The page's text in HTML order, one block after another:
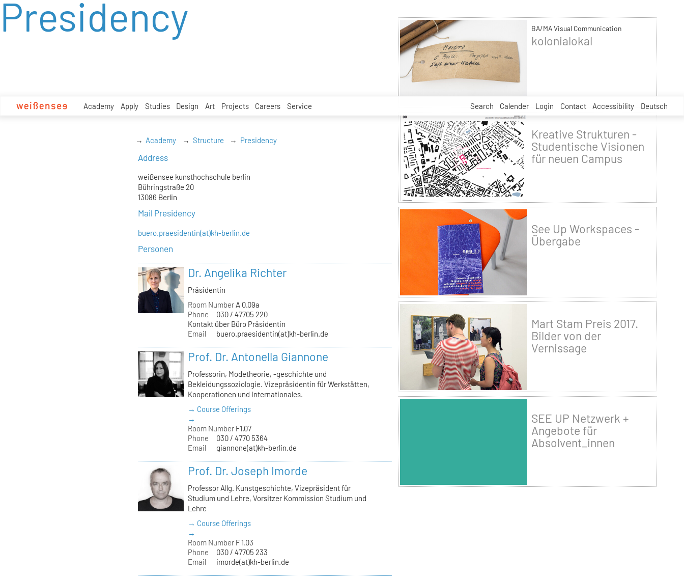
zum
Inhalt
Academy Apply Studies Design Art Projects Careers Service Search Calender Login Contact Accessibility Deutsch
Presidency
Academy Structure Presidency
Address
weißensee kunsthochschule berlin
Bühringstraße 20
13086 Berlin
Mail Presidency
buero.praesidentin(at)kh-berlin.de
Personen
Dr. Angelika Richter
Präsidentin
Room Number A 0.09a
Phone
030 / 47705 220
Kontakt über Büro Präsidentin
Email
buero.praesidentin(at)kh-berlin.de
Prof. Dr. Antonella Giannone
Professorin, Modetheorie, -geschichte und
Bekleidungssoziologie. Vizepräsidentin für Werkstätten,
Kooperationen und Internationales.
→ Course Offerings
→
Room Number F1.07
Phone
030 / 4770 5364
Email
giannone(at)kh-berlin.de
Prof. Dr. Joseph Imorde
Professor Allg. Kunstgeschichte, Vizepräsident für
Studium und Lehre, Vorsitzer Kommission Studium und
Lehre
→ Course Offerings
→
Room Number F 1.03
Phone
030 / 47705 233
Email
imorde(at)kh-berlin.de
BA/MA Visual Communication
kolonialokal
Kreative Strukturen -
Studentische Visionen
für neuen Campus
See Up Workspaces -
Übergabe
Mart Stam Preis 2017.
Bilder von der
Vernissage
SEE UP Netzwerk +
Angebote für
Absolvent_innen